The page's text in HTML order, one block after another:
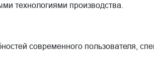
технологиями производства.
современного пользователя,